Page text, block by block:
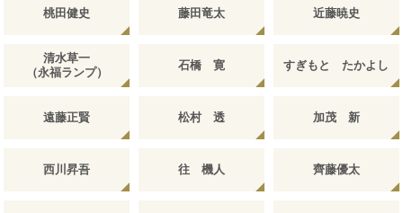
桃田健史 藤田竜太 近藤暁史
清水草一
（永福ランプ）
石橋 寛 すぎもと たかよし
遠藤正賢 松村 透 加茂 新
西川昇吾 往 機人 齊藤優太